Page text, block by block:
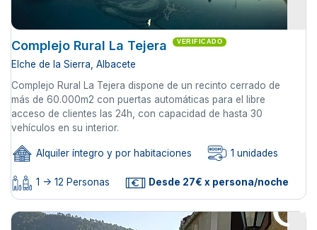
Complejo Rural La Tejera VERIFICADO
Elche de la Sierra, Albacete
Complejo Rural La Tejera dispone de un recinto cerrado de
más de 60.000m2 con puertas automáticas para el libre
acceso de clientes las 24h, con capacidad de hasta 30
vehículos en su interior.
Alquiler íntegro y por habitaciones 1 unidades
1 -> 12 Personas Desde 27€ x persona/noche